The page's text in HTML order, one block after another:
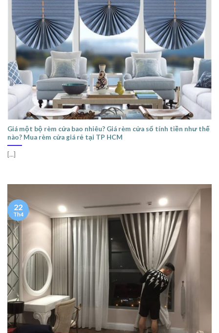
Giá một bộ rèm cửa bao nhiêu? Giá rèm cửa sổ tính tiền như thế
nào? Mua rèm cửa giá rẻ tại TP HCM
[...]
22
Th4